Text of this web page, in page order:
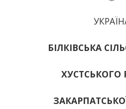
БІЛКІВСЬКА
ХУСТСЬКОГО